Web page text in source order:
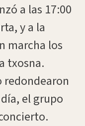
a las 17:00
y a la
marcha los
txosna.
redondearon
el grupo